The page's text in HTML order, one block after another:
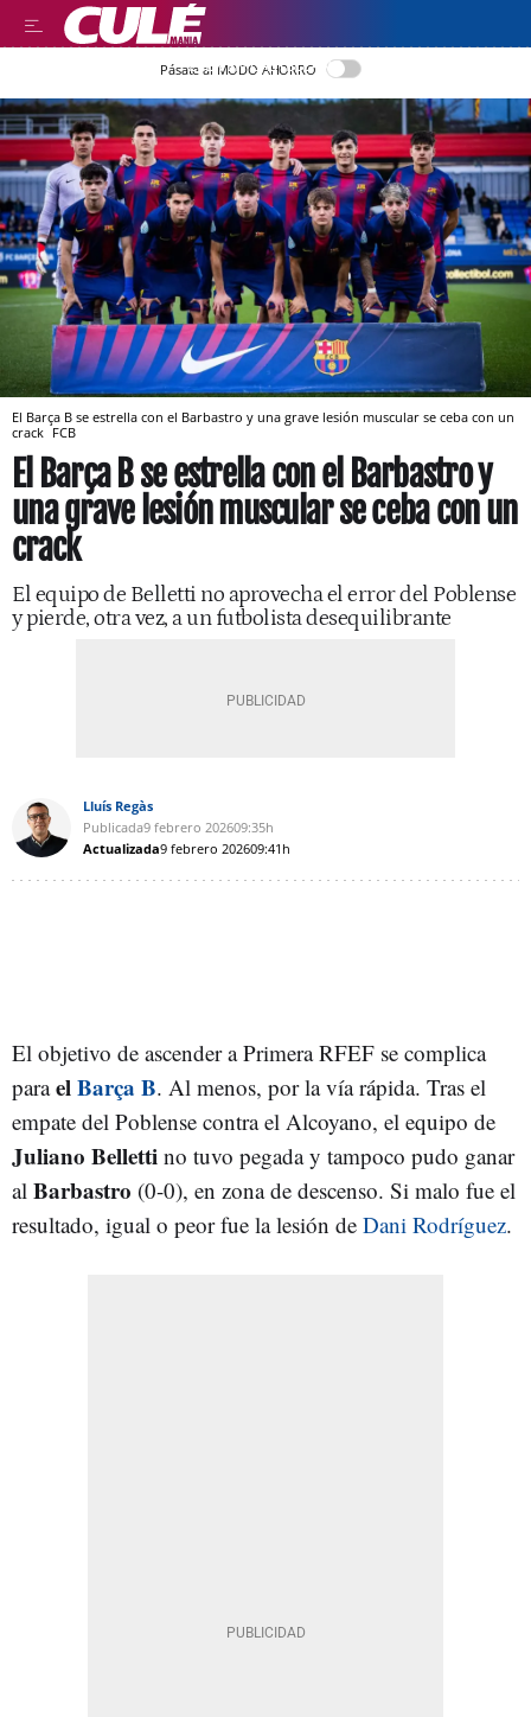
LEER EN CASTELLANO
Pásate al MODO AHORRO
El Barça B se estrella con el Barbastro y una grave lesión muscular se ceba con un
crack FCB
El Barça B se estrella con el Barbastro y
una grave lesión muscular se ceba con un
crack
El equipo de Belletti no aprovecha el error del Poblense
y pierde, otra vez, a un futbolista desequilibrante
Lluís Regàs
Publicada9 febrero 202609:35h
Actualizada9 febrero 202609:41h
El objetivo de ascender a Primera RFEF se complica
paraelBarça B. Al menos, por la vía rápida. Tras el
empate del Poblense contra el Alcoyano, el equipo de
Juliano Belletti no tuvo pegada y tampoco pudo ganar
al Barbastro (0-0), en zona de descenso. Si malo fue el
resultado, igual o peor fue la lesión de Dani Rodríguez.